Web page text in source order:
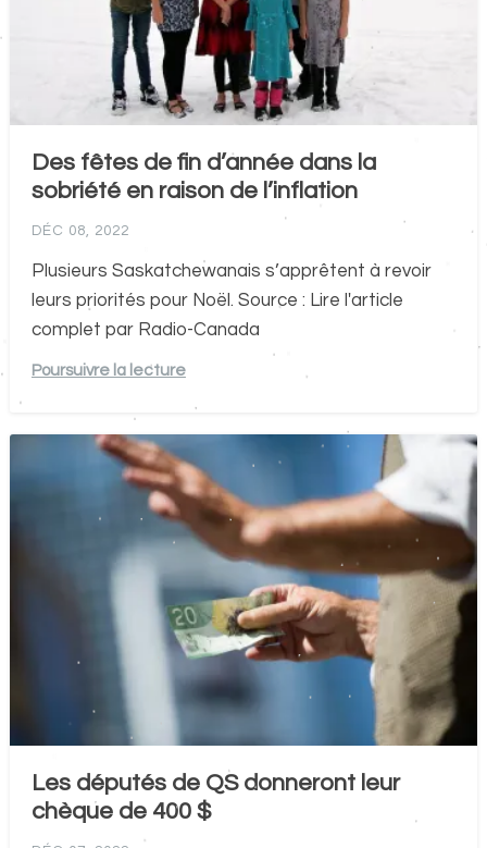
Des fêtes de fin d’année dans la
sobriété en raison de l’inflation
DÉC 08, 2022
Plusieurs Saskatchewanais s’apprêtent à revoir
leurs priorités pour Noël. Source : Lire l'article
complet par Radio-Canada
Poursuivre la lecture
Les députés de QS donneront leur
chèque de 400 $